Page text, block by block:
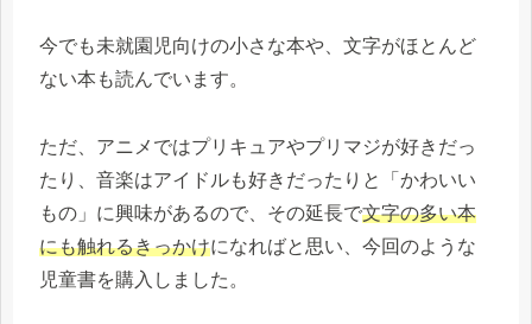
今でも未就園児向けの小さな本や、文字がほとんど
ない本も読んでいます。
ただ、アニメではプリキュアやプリマジが好きだっ
たり、音楽はアイドルも好きだったりと「かわいい
もの」に興味があるので、その延長で文字の多い本
にも触れるきっかけになればと思い、今回のような
児童書を購入しました。